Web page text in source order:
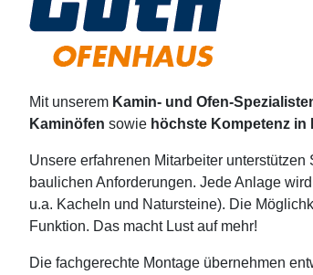
Mit unserem Kamin- und Ofen-
Kaminöfen sowie höchste Kompetenz
Unsere erfahrenen Mitarbeiter
baulichen Anforderungen. Jede Anlage
u.a. Kacheln und Natursteine). Die
Funktion. Das macht Lust auf mehr!
Die fachgerechte Montage übernehmen